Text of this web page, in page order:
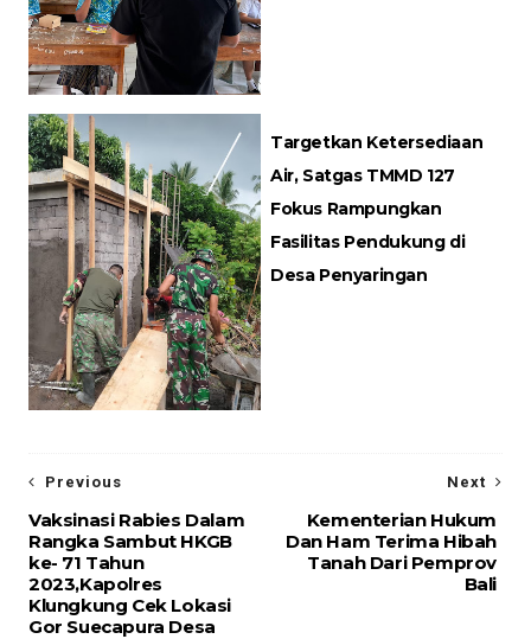
Targetkan Ketersediaan
Air, Satgas TMMD 127
Fokus Rampungkan
Fasilitas Pendukung di
Desa Penyaringan
Next
Kementerian Hukum
Dan Ham Terima Hibah
Tanah Dari Pemprov
Bali
Previous
Vaksinasi Rabies Dalam
Rangka Sambut HKGB
ke- 71 Tahun
2023,Kapolres
Klungkung Cek Lokasi
Gor Suecapura Desa